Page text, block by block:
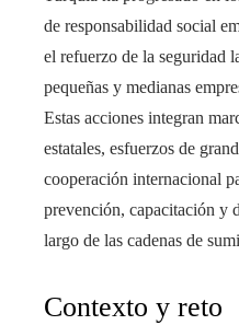
de responsabilidad social
el refuerzo de la seguridad
pequeñas y medianas
Estas acciones integran
estatales, esfuerzos de
cooperación internacional
prevención, capacitación y
largo de las cadenas de
Contexto y reto